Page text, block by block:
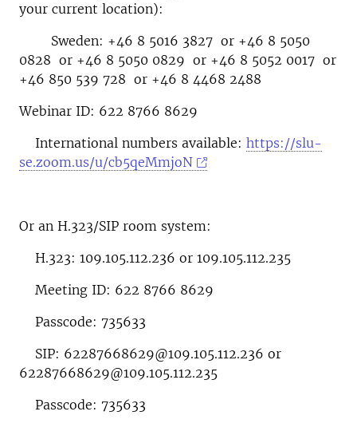
your current location):
Sweden: +46 8 5016 3827 or +46 8 5050
0828 or +46 8 5050 0829 or +46 8 5052 0017 or
+46 850 539 728 or +46 8 4468 2488
Webinar ID: 622 8766 8629
International numbers available: https://slu-
se.zoom.us/u/cb5qeMmjoN
Or an H.323/SIP room system:
H.323: 109.105.112.236 or 109.105.112.235
Meeting ID: 622 8766 8629
Passcode: 735633
SIP: 62287668629@109.105.112.236 or
62287668629@109.105.112.235
Passcode: 735633